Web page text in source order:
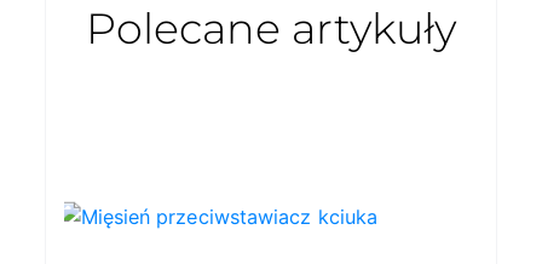
Polecane artykuły